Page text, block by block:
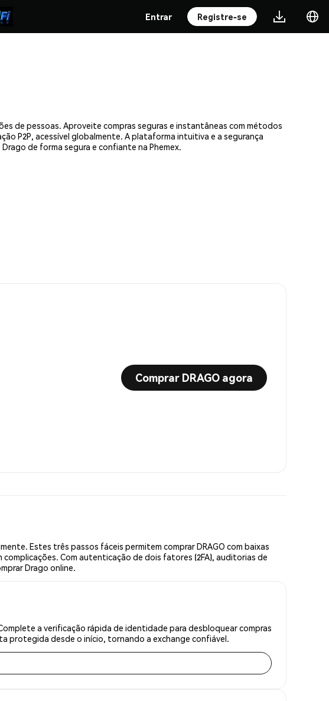
Entrar Registre-se
de pessoas. Aproveite compras seguras e instantâneas com métodos
P2P, acessível globalmente. A plataforma intuitiva e a segurança
de forma segura e confiante na Phemex.
Comprar DRAGO agora
Estes três passos fáceis permitem comprar DRAGO com baixas
Com autenticação de dois fatores (2FA), auditorias de
Drago online.
a verificação rápida de identidade para desbloquear compras
protegida desde o início, tornando a exchange confiável.